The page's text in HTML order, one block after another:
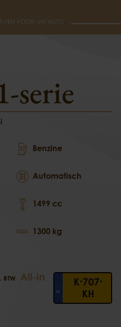
serie
Benzine
Automatisch
1499 cc
1300 kg
BTW All-in
K-707-
KH